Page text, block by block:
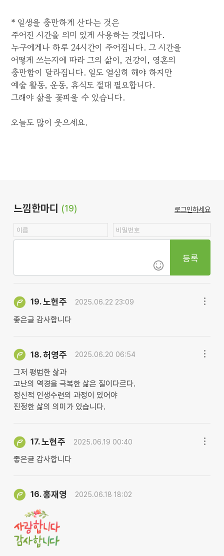
* 일생을 충만하게 산다는 것은
주어진 시간을 의미 있게 사용하는 것입니다.
누구에게나 하루 24시간이 주어집니다. 그 시간을
어떻게 쓰는지에 따라 그의 삶이, 건강이, 영혼의
충만함이 달라집니다. 일도 열심히 해야 하지만
예술 활동, 운동, 휴식도 절대 필요합니다.
그래야 삶을 꽃피울 수 있습니다.
오늘도 많이 웃으세요.
느낌한마디 (19) 로그인하세요
등록
19.노현주 2025.06.22 23:09
좋은글 감사합니다
18.허영주 2025.06.20 06:54
그저 평범한 삶과
고난의 역경을 극복한 삶은 질이다르다.
정신적 인생수련의 과정이 있어야
진정한 삶의 의미가 있습니다.
17.노현주 2025.06.19 00:40
좋은글 감사합니다
16.홍재영 2025.06.18 18:02